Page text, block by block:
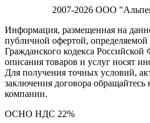
2007-2026 ООО
Информация, размещенная на
публичной офертой,
Гражданского кодекса
описания товаров и услуг носят
Для получения точных условий,
заключения договора обращайтесь
компании.
ОСНО НДС 22%